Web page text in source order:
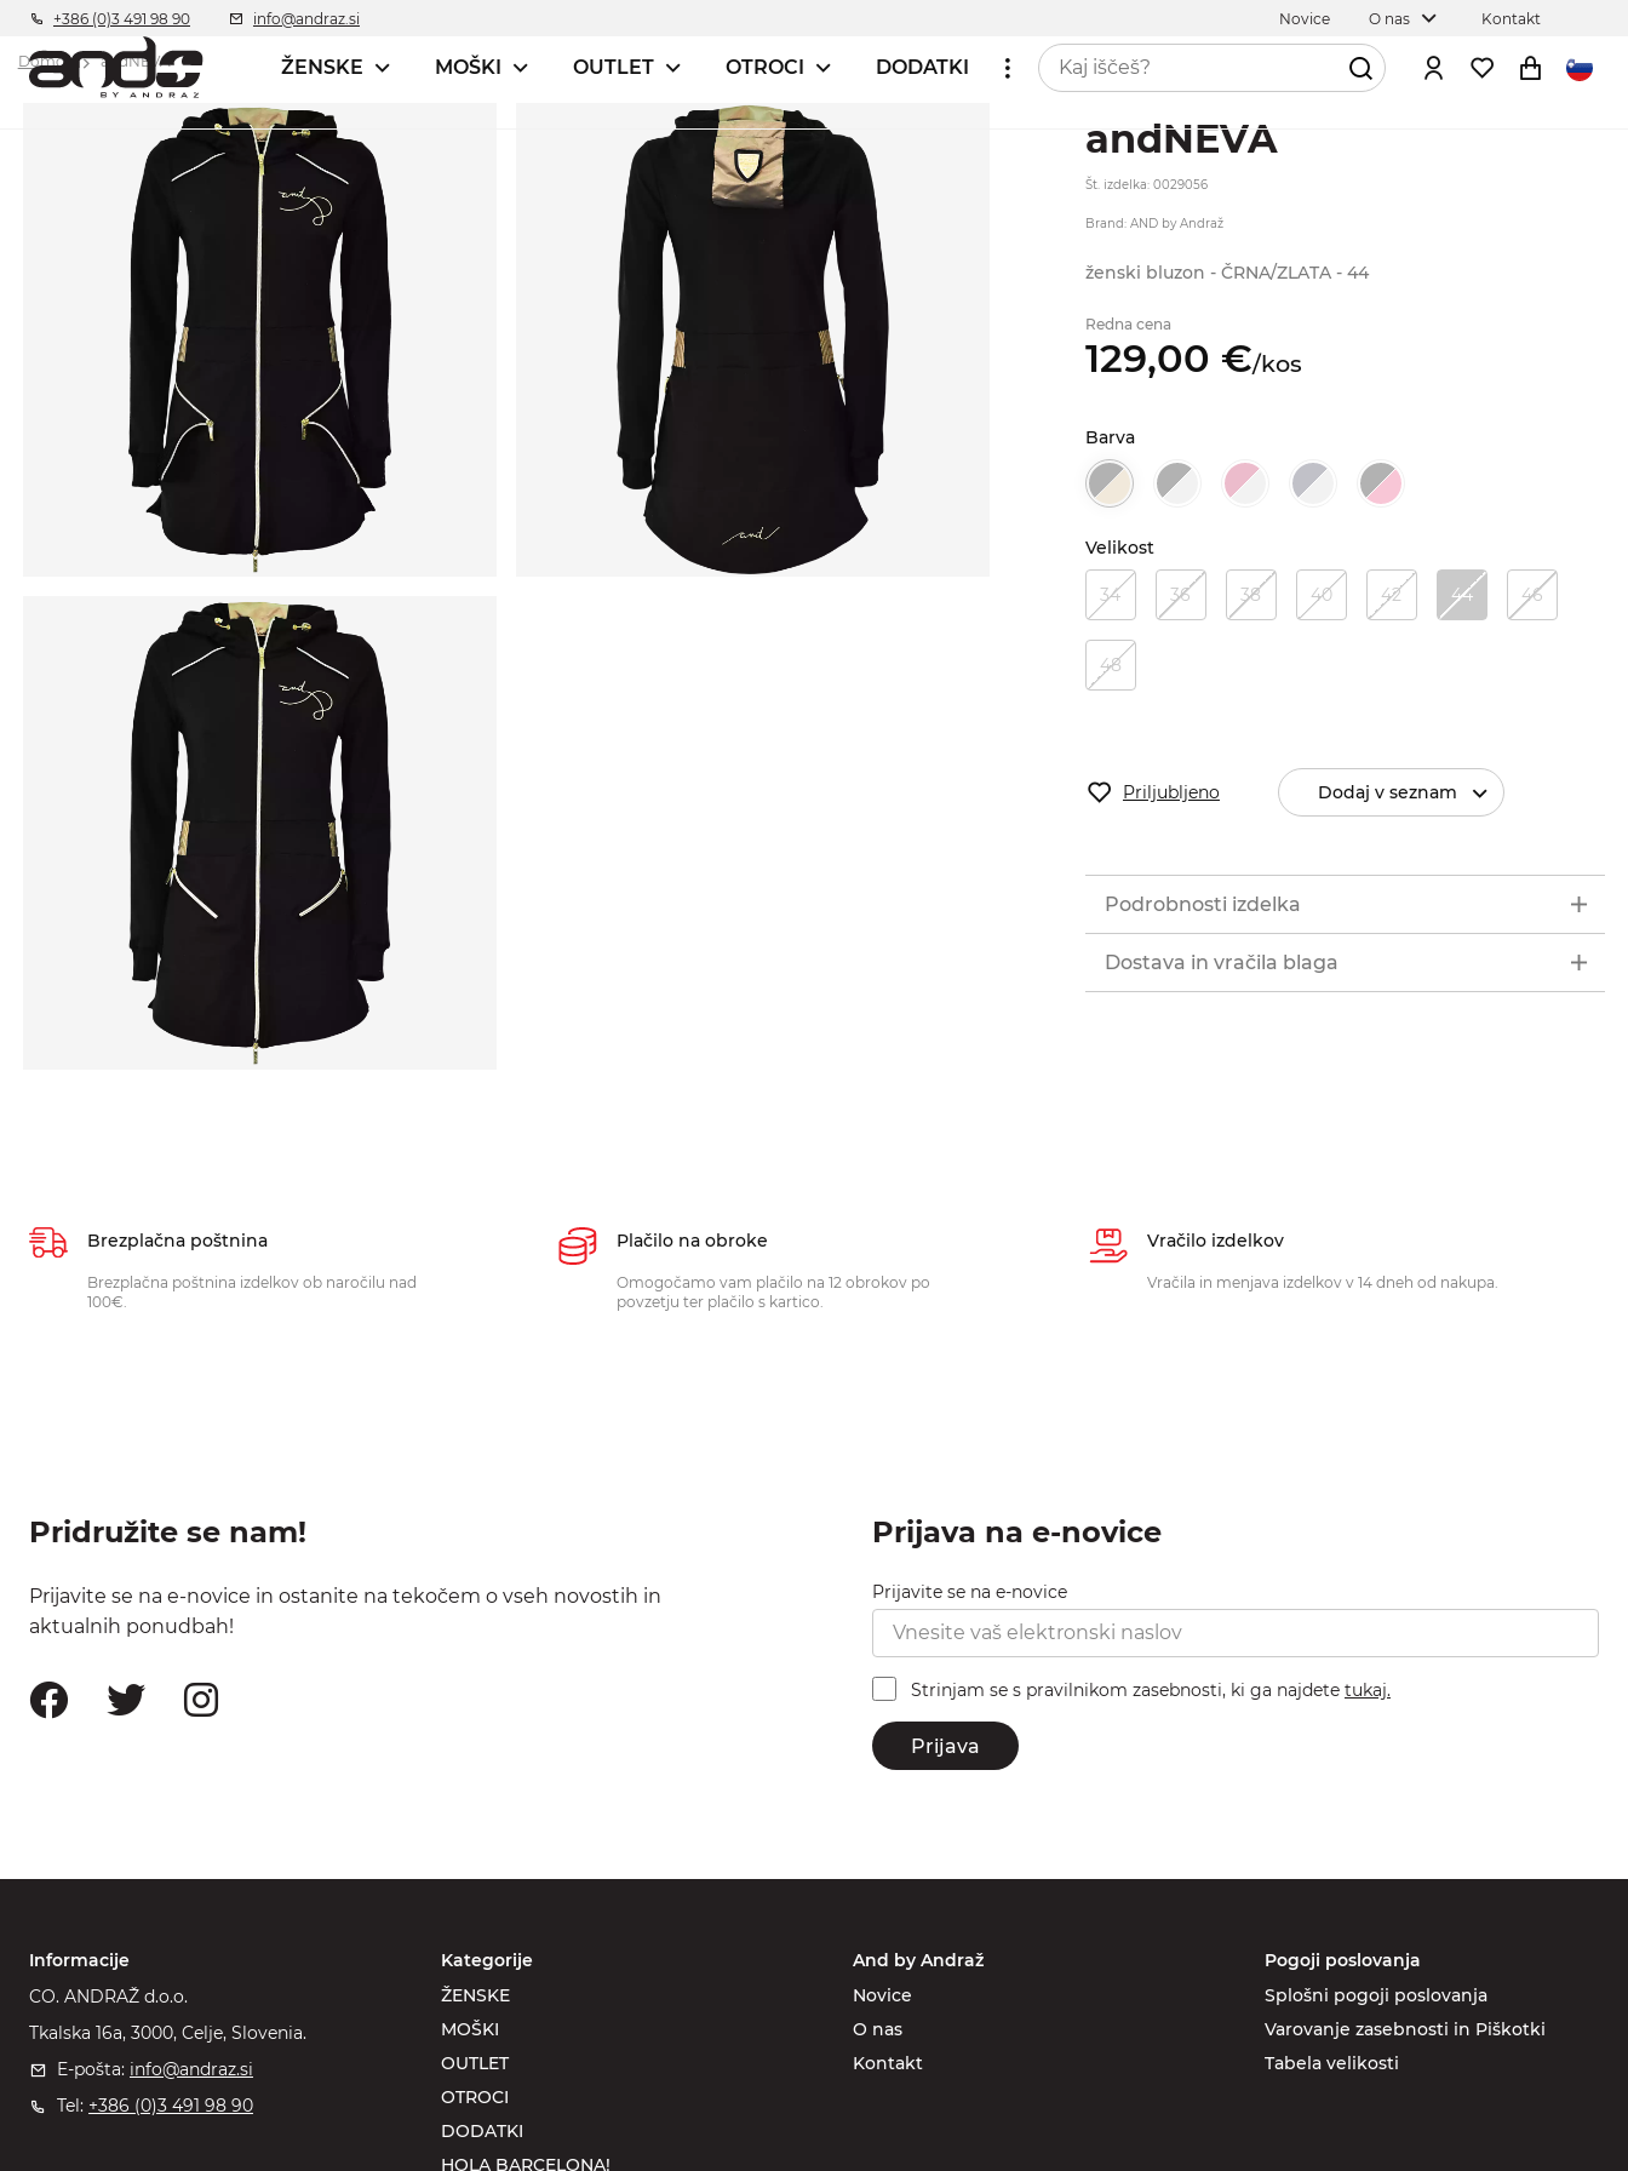
+386 (0)3 491 98 90 info@andraz.si Novice O nas Kontakt
ŽENSKE MOŠKI OUTLET OTROCI DODATKI
Domov andNEVA
andNEVA
Št. izdelka: 0029056
Brand: AND by Andraž
ženski bluzon - ČRNA/ZLATA - 44
Redna cena
129,00 €/kos
Barva
Velikost
34 36 38 40 42 44 46
48
Priljubljeno Dodaj v seznam
Podrobnosti izdelka
Dostava in vračila blaga
Brezplačna poštnina
Brezplačna poštnina izdelkov ob naročilu nad
100€.
Plačilo na obroke
Omogočamo vam plačilo na 12 obrokov po
povzetju ter plačilo s kartico.
Vračilo izdelkov
Vračila in menjava izdelkov v 14 dneh od nakupa.
Pridružite se nam!
Prijavite se na e-novice in ostanite na tekočem o vseh novostih in
aktualnih ponudbah!
Prijava na e-novice
Prijavite se na e-novice
Strinjam se s pravilnikom zasebnosti, ki ga najdete tukaj.
Prijava
Informacije
CO. ANDRAŽ d.o.o.
Tkalska 16a, 3000, Celje, Slovenia.
E-pošta: info@andraz.si
Tel: +386 (0)3 491 98 90
Kategorije
ŽENSKE
MOŠKI
OUTLET
OTROCI
DODATKI
HOLA BARCELONA!
And by Andraž
Novice
O nas
Kontakt
Pogoji poslovanja
Splošni pogoji poslovanja
Varovanje zasebnosti in Piškotki
Tabela velikosti